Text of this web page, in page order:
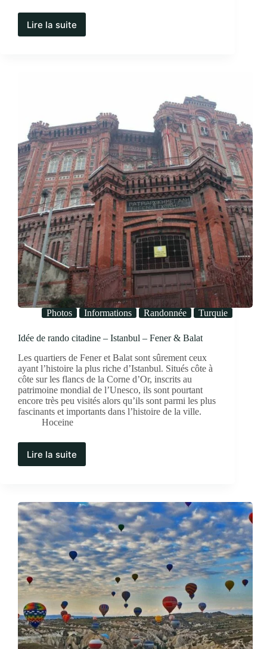
Lire la suite
Photos Informations Randonnée Turquie
Idée de rando citadine – Istanbul – Fener & Balat
Les quartiers de Fener et Balat sont sûrement ceux
ayant l’histoire la plus riche d’Istanbul. Situés côte à
côte sur les flancs de la Corne d’Or, inscrits au
patrimoine mondial de l’Unesco, ils sont pourtant
encore très peu visités alors qu’ils sont parmi les plus
fascinants et importants dans l’histoire de la ville.
Hoceine
Lire la suite